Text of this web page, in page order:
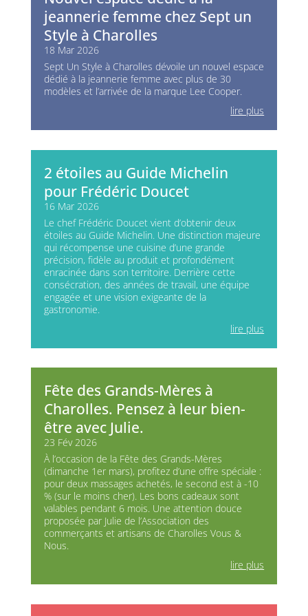
jeannerie femme chez Sept un
Style à Charolles
18 Mar 2026
Sept Un Style à Charolles dévoile un nouvel espace
dédié à la jeannerie femme avec plus de 30
modèles et l’arrivée de la marque Lee Cooper.
lire plus
2 étoiles au Guide Michelin
pour Frédéric Doucet
16 Mar 2026
Le chef Frédéric Doucet vient d’obtenir deux
étoiles au Guide Michelin. Une distinction majeure
qui récompense une cuisine d’une grande
précision, fidèle au produit et profondément
enracinée dans son territoire. Derrière cette
consécration, des années de travail, une équipe
engagée et une vision exigeante de la
gastronomie.
lire plus
Fête des Grands-Mères à
Charolles. Pensez à leur bien-
être avec Julie.
23 Fév 2026
À l’occasion de la Fête des Grands-Mères
(dimanche 1er mars), profitez d’une offre spéciale :
pour deux massages achetés, le second est à -10
% (sur le moins cher). Les bons cadeaux sont
valables pendant 6 mois. Une attention douce
proposée par Julie de l’Association des
commerçants et artisans de Charolles Vous &
Nous.
lire plus